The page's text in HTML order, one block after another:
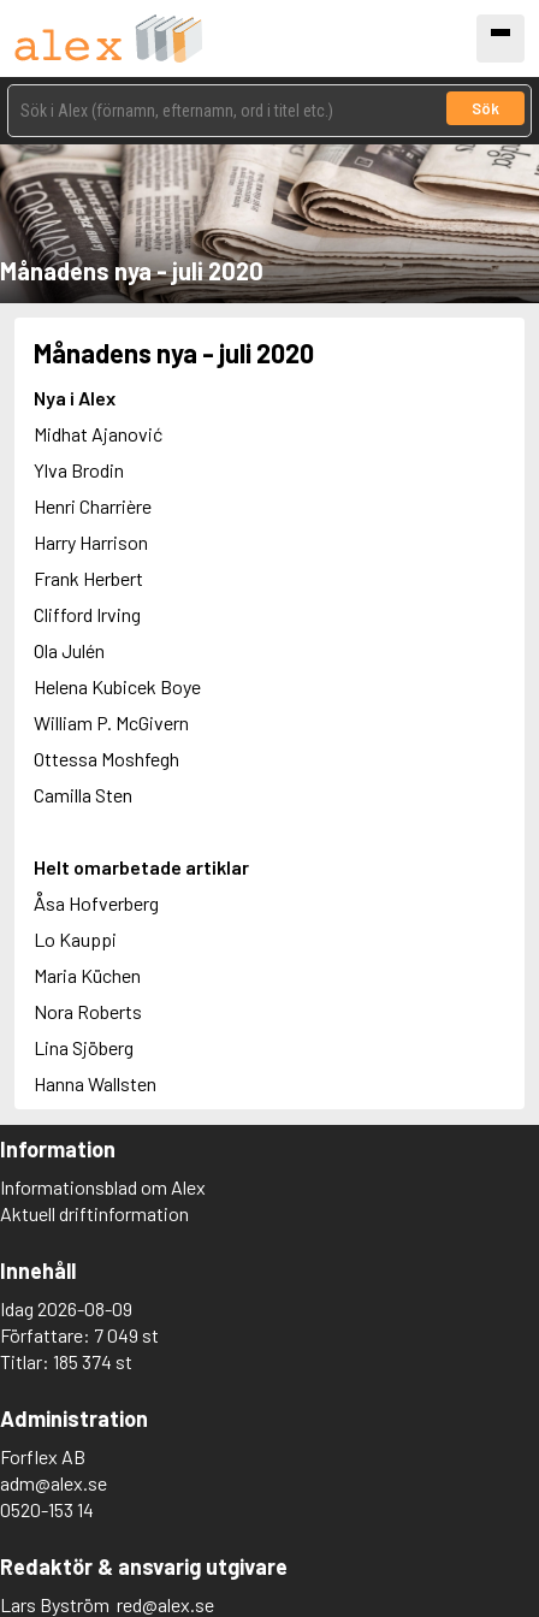
Sök
Månadens nya - juli 2020
Månadens nya - juli 2020
Nya i Alex
Midhat Ajanović
Ylva Brodin
Henri Charrière
Harry Harrison
Frank Herbert
Clifford Irving
Ola Julén
Helena Kubicek Boye
William P. McGivern
Ottessa Moshfegh
Camilla Sten
Helt omarbetade artiklar
Åsa Hofverberg
Lo Kauppi
Maria Küchen
Nora Roberts
Lina Sjöberg
Hanna Wallsten
Information
Informationsblad om Alex
Aktuell driftinformation
Innehåll
Idag 2026-08-09
Författare: 7 049 st
Titlar: 185 374 st
Administration
Forflex AB
adm@alex.se
0520-153 14
Redaktör & ansvarig utgivare
Lars Byström red@alex.se